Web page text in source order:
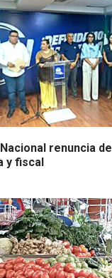
renuncia de
y fiscal